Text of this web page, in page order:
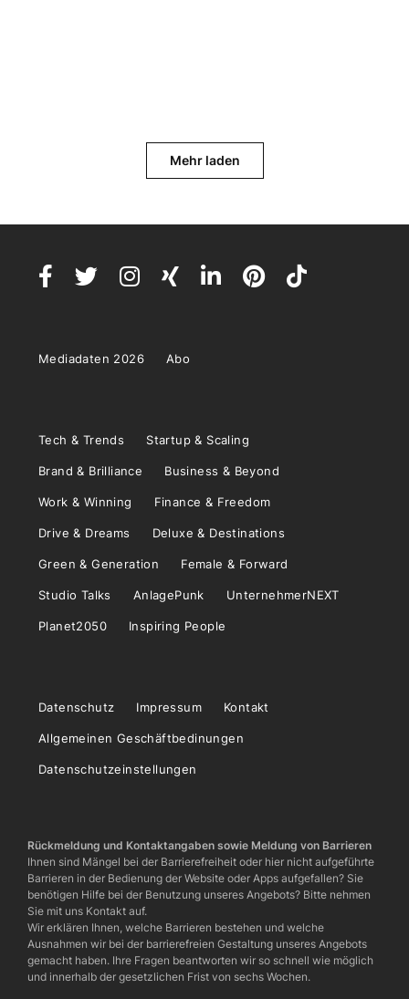
Mehr laden
Mediadaten 2026 Abo
Tech & Trends Startup & Scaling
Brand & Brilliance Business & Beyond
Work & Winning Finance & Freedom
Drive & Dreams Deluxe & Destinations
Green & Generation Female & Forward
Studio Talks AnlagePunk UnternehmerNEXT
Planet2050 Inspiring People
Datenschutz Impressum Kontakt
Allgemeinen Geschäftbedinungen
Datenschutzeinstellungen
Rückmeldung und Kontaktangaben sowie Meldung von Barrieren
Ihnen sind Mängel bei der Barrierefreiheit oder hier nicht aufgeführte
Barrieren in der Bedienung der Website oder Apps aufgefallen? Sie
benötigen Hilfe bei der Benutzung unseres Angebots? Bitte nehmen
Sie mit uns Kontakt auf.
Wir erklären Ihnen, welche Barrieren bestehen und welche
Ausnahmen wir bei der barrierefreien Gestaltung unseres Angebots
gemacht haben. Ihre Fragen beantworten wir so schnell wie möglich
und innerhalb der gesetzlichen Frist von sechs Wochen.